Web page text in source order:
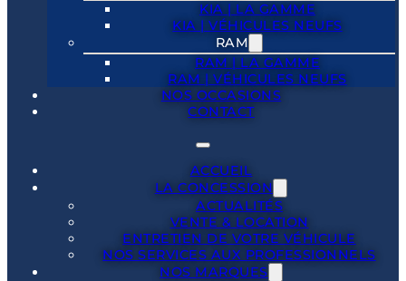
KIA | LA GAMME
KIA | VÉHICULES NEUFS
RAM
RAM | LA GAMME
RAM | VÉHICULES NEUFS
NOS OCCASIONS
CONTACT
ACCUEIL
LA CONCESSION
ACTUALITÉS
VENTE & LOCATION
ENTRETIEN DE VOTRE VÉHICULE
NOS SERVICES AUX PROFESSIONNELS
NOS MARQUES